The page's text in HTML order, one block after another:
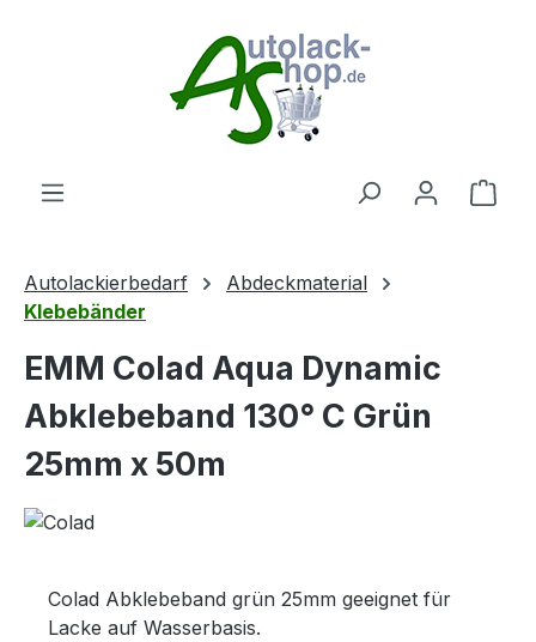
Autolackierbedarf
Abdeckmaterial
Klebebänder
EMM Colad Aqua Dynamic
Abklebeband 130° C Grün
25mm x 50m
Colad Abklebeband grün 25mm geeignet für
Lacke auf Wasserbasis.